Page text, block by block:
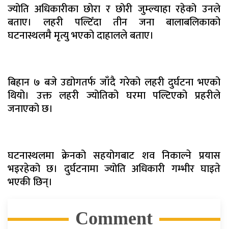
ज्योति अधिकारीका छोरा र छोरी जुम्ल्याहा रहेको उनले
बताए। लहरी पल्टिँदा तीन जना बालाबलिकाको
घटनास्थलमै मृत्यु भएको दाहालले बताए।
बिहान ७ बजे उद्योगतर्फ जाँदै गरेको लहरी दुर्घटना भएको
थियो। उक्त लहरी ज्योतिको घरमा पल्टिएको प्रहरीले
जनाएको छ।
घटनास्थलमा क्रेनको सहयोगबाट शव निकाल्ने प्रयास
भइरहेको छ। दुर्घटनामा ज्योति अधिकारी गम्भीर घाइते
भएकी छिन्।
Comment